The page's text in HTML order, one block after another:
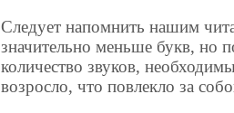
Следует напомнить нашим
значительно меньше букв, но
количе­ство звуков,
возросло, что повлекло за